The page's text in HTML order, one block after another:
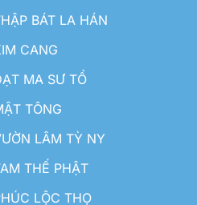
BÁT LA HÁN
CANG
MA SƯ TỔ
TÔNG
LÂM TỲ NY
THẾ PHẬT
LỘC THỌ